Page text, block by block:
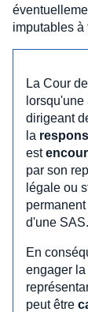
imputables à
La Cour
dirigeant
la
est
par son
légale ou
d'une SAS.
En
engager
peut être